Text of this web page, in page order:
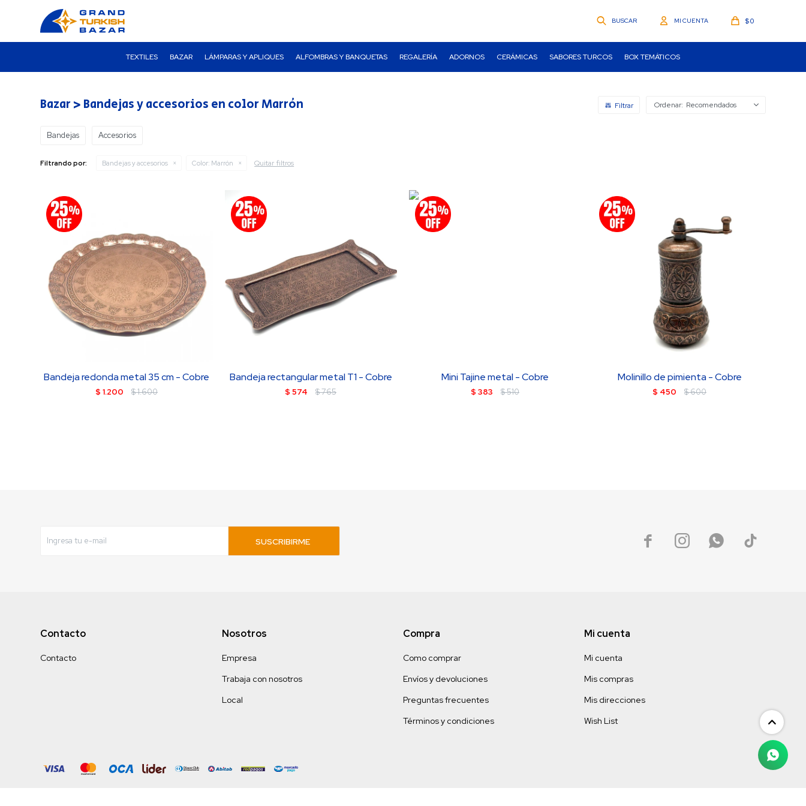
TEXTILES BAZAR LÁMPARAS Y APLIQUES ALFOMBRAS Y BANQUETAS REGALERÍA ADORNOS CERÁMICAS SABORES TURCOS BOX TEMÁTICOS
$0
Bazar > Bandejas y accesorios en color Marrón Recomendados
Bandejas Accesorios
Filtrando por: Bandejas y accesorios Color: Marrón Quitar filtros
Bandeja redonda metal 35 cm - Cobre
$ 1.200 $1.600
Bandeja rectangular metal T1 - Cobre
$ 574 $765
Mini Tajine metal - Cobre
$ 383 $510
Molinillo de pimienta - Cobre
$ 450 $600
SUSCRIBIRME    
Contacto
Contacto
Nosotros
Empresa
Trabaja con nosotros
Local
Compra
Como comprar
Envíos y devoluciones
Preguntas frecuentes
Términos y condiciones
Mi cuenta
Mi cuenta
Mis compras
Mis direcciones
Wish List